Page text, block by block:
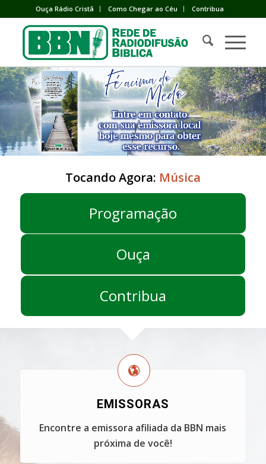
Ouça Rádio Cristã Como Chegar ao Céu Contribua
Tocando Agora: Música
Programação
Ouça
Contribua
EMISSORAS
Encontre a emissora afiliada da BBN mais
próxima de você!